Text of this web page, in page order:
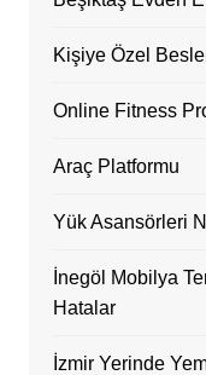
Kişiye Özel
Online Fitness
Araç Platformu
Yük Asansörleri
İnegöl Mobilya
Hatalar
İzmir Yerinde